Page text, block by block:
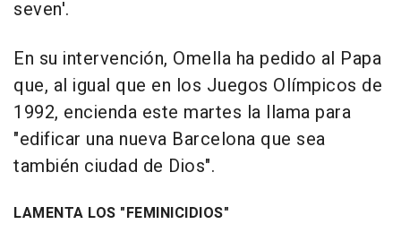
seven'.
En su intervención, Omella ha pedido al Papa
que, al igual que en los Juegos Olímpicos de
1992, encienda este martes la llama para
"edificar una nueva Barcelona que sea
también ciudad de Dios".
LAMENTA LOS "FEMINICIDIOS"